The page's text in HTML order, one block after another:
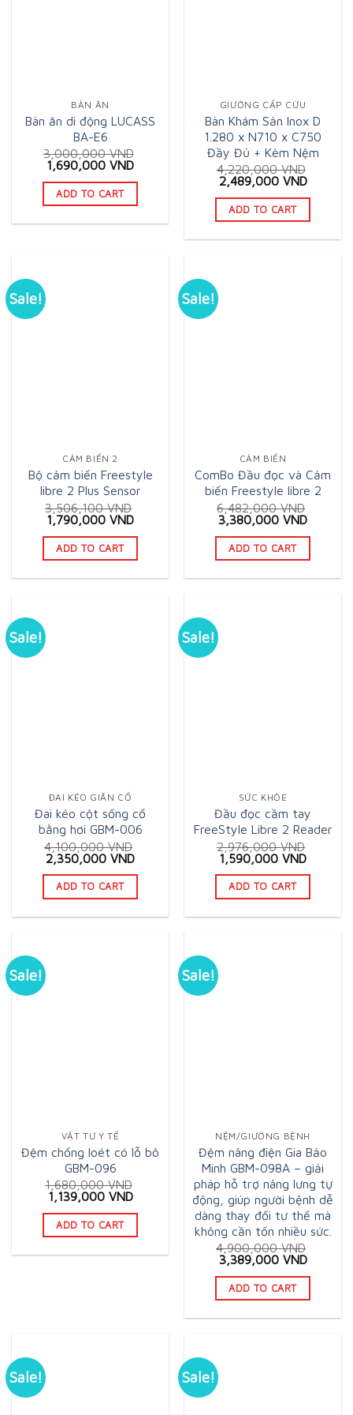
BÀN ĂN
Bàn ăn di động LUCASS
BA-E6
3,000,000VND
Original
price
was:
3,000,000 VND.
1,690,000 VNDCurrent
is:
1,690,000 VND.
ADD TO CART
GIƯỜNG CẤP CỨU
Bàn Khám Sản Inox D
1.280 x N710 x C750
Đầy Đủ + Kèm Nệm
4,220,000VND
Original
price
was:
4,220,000 VND.
2,489,000 VNDCurrent
is:
ADD TO CART
Sale!
CẢM BIẾN 2
Bộ cảm biến Freestyle
libre 2 Plus Sensor
3,506,100VND
Original
price
was:
3,506,100 VND.
1,790,000 VNDCurrent
is:
ADD TO CART
Sale!
CẢM BIẾN
ComBo Đầu đọc và Cảm
biến Freestyle libre 2
6,482,000VND
Original
price
was:
6,482,000 VND.
3,380,000 VNDCurrent
is:
ADD TO CART
Sale!
ĐAI KÉO GIÃN CỔ
Đai kéo cột sống cổ
bằng hơi GBM-006
4,100,000VND
Original
price
was:
4,100,000 VND.
2,350,000 VNDCurrent
ADD TO CART
Sale!
SỨC KHỎE
Đầu đọc cầm tay
FreeStyle Libre 2 Reader
2,976,000VND
Original
price
was:
2,976,000 VND.
1,590,000 VNDCurrent
ADD TO CART
Sale!
VẬT TƯ Y TẾ
Đệm chống loét có lỗ bô
GBM-096
1,680,000VND
Original
price
was:
1,680,000 VND.
1,139,000 VNDCurrent
is:
1,139,000 VND.
ADD TO CART
Sale!
NỆM/GIƯỜNG BỆNH
Đệm nâng điện Gia Bảo
Minh GBM-098A – giải
pháp hỗ trợ nâng lưng tự
động, giúp người bệnh dễ
dàng thay đổi tư thế mà
không cần tốn nhiều sức.
4,900,000VND
Original
price
was:
4,900,000 VND.
3,389,000 VNDCurrent
is:
ADD TO CART
Sale! Sale!